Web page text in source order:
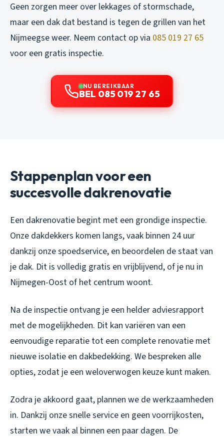
Geen zorgen meer over lekkages of stormschade,
maar een dak dat bestand is tegen de grillen van het
Nijmeegse weer. Neem contact op via 085 019 27 65
voor een gratis inspectie.
NU BEREIKBAAR
BEL 085 019 27 65
Stappenplan voor een
succesvolle dakrenovatie
Een dakrenovatie begint met een grondige inspectie.
Onze dakdekkers komen langs, vaak binnen 24 uur
dankzij onze spoedservice, en beoordelen de staat van
je dak. Dit is volledig gratis en vrijblijvend, of je nu in
Nijmegen-Oost of het centrum woont.
Na de inspectie ontvang je een helder adviesrapport
met de mogelijkheden. Dit kan variëren van een
eenvoudige reparatie tot een complete renovatie met
nieuwe isolatie en dakbedekking. We bespreken alle
opties, zodat je een weloverwogen keuze kunt maken.
Zodra je akkoord gaat, plannen we de werkzaamheden
in. Dankzij onze snelle service en geen voorrijkosten,
starten we vaak al binnen een paar dagen. De